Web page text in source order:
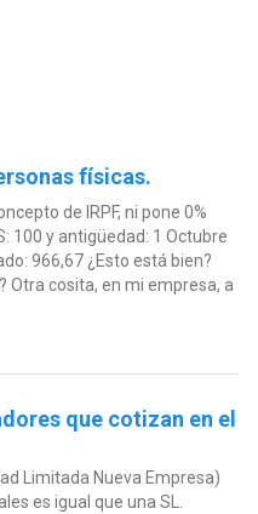
físicas.
de IRPF, ni pone 0%
100 y antigüedad: 1 Octubre
966,67 ¿Esto está bien?
Otra cosita, en mi empresa, a
que cotizan en el
Limitada Nueva Empresa)
es igual que una SL.